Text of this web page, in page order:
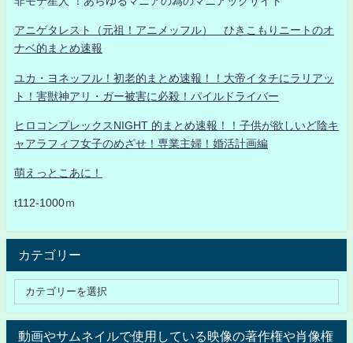
アニゲタレスト（元祖！アニメッフル） ひきこもりニートのオ
ナベ的まとめ速報
ユカ・ヨネッフル！初老的まとめ速報！！大帝イタチにラリアッ
ト！害獣神アリ・ガー被害に必殺！パイルドライバー
ヒロコンプレックスNIGHT 的まとめ速報！！子供が欲しいど陰キ
ャアラフィフ女子のめざせ！専業主婦！婚活計画編
萌えっとこあに！
t112-1000ｍ
カテゴリー
動画やサムネイルで使用している映像の著作権や肖像権